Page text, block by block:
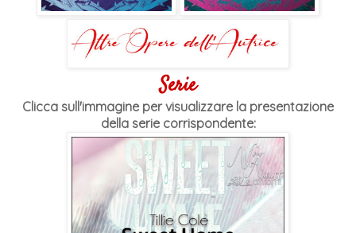
Serie
Clicca sull'immagine per visualizzare la presentazione
della serie corrispondente: